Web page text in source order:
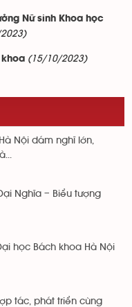
Nữ sinh Khoa học
khoa (15/10/2023)
Nội dám nghĩ lớn,
Nghĩa – Biểu tượng
học Bách khoa Hà Nội
tác, phát triển cùng